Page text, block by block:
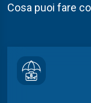
Cosa puoi fare c